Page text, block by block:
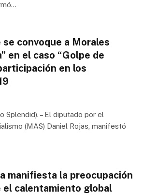
se convoque a Morales
en el caso “Golpe de
en los
Splendid). – El diputado por el
(MAS) Daniel Rojas, manifestó
manifiesta la preocupación
el calentamiento global